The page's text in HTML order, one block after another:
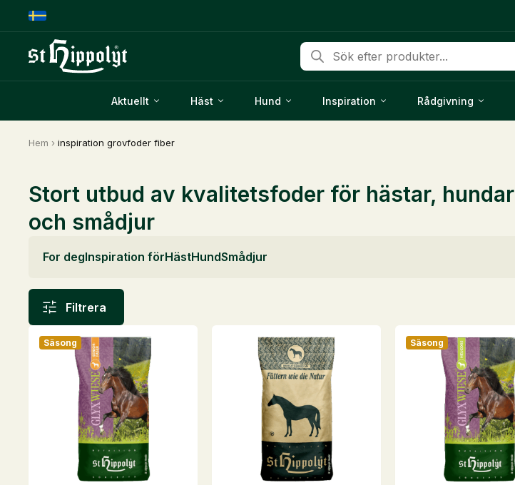
Produktsökning
Aktuellt Häst Hund Inspiration Rådgivning
Hem › inspiration grovfoder fiber
Stort utbud av kvalitetsfoder för hästar, hundar
och smådjur
For degInspiration förHästHundSmådjur
Filtrera
Säsong Säsong